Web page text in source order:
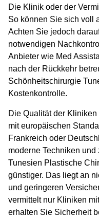
Die Klinik oder der
So können Sie sich voll
Achten Sie jedoch
notwendigen
Anbieter wie Med
nach der Rückkehr
Schönheitschirurgie
Kostenkontrolle.
Die Qualität der
mit europäischen
Frankreich oder
moderne Techniken
Tunesien Plastische
günstiger. Das liegt an
und geringeren
vermittelt nur Kliniken
erhalten Sie Sicherheit